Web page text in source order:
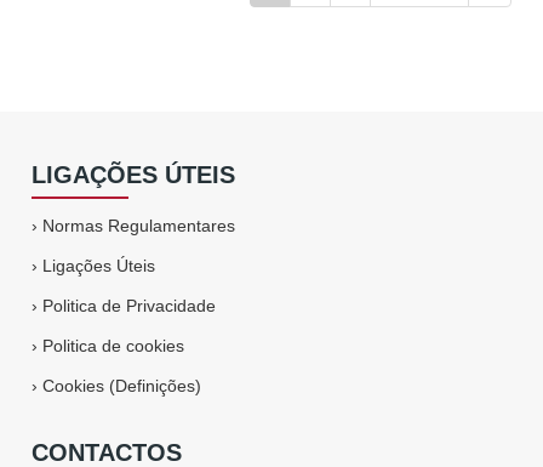
LIGAÇÕES ÚTEIS
› Normas Regulamentares
› Ligações Úteis
› Politica de Privacidade
› Politica de cookies
›Cookies (Definições)
CONTACTOS